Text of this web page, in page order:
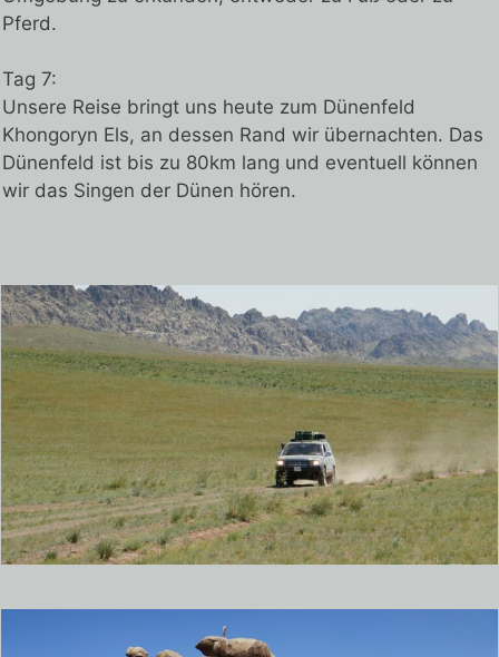
Pferd.
Tag 7:
Unsere Reise bringt uns heute zum Dünenfeld
Khongoryn Els, an dessen Rand wir übernachten. Das
Dünenfeld ist bis zu 80km lang und eventuell können
wir das Singen der Dünen hören.